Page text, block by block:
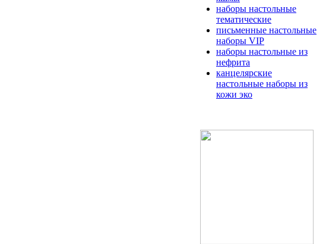
наборы настольные
тематические
письменные настольные
наборы VIP
наборы настольные из
нефрита
канцелярские
настольные наборы из
кожи эко